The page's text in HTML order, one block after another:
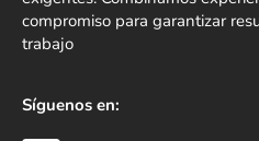
compromiso para garantizar
trabajo
Síguenos en: